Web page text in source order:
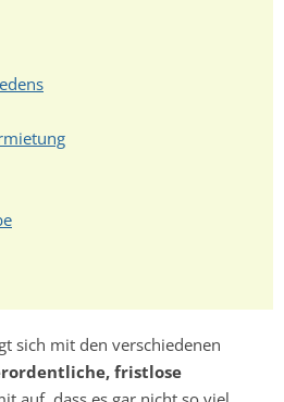
sich mit den verschiedenen
fristlose